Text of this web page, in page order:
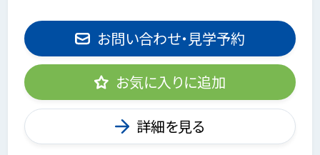
お問い合わせ・見学予約
お気に入りに追加
詳細を見る